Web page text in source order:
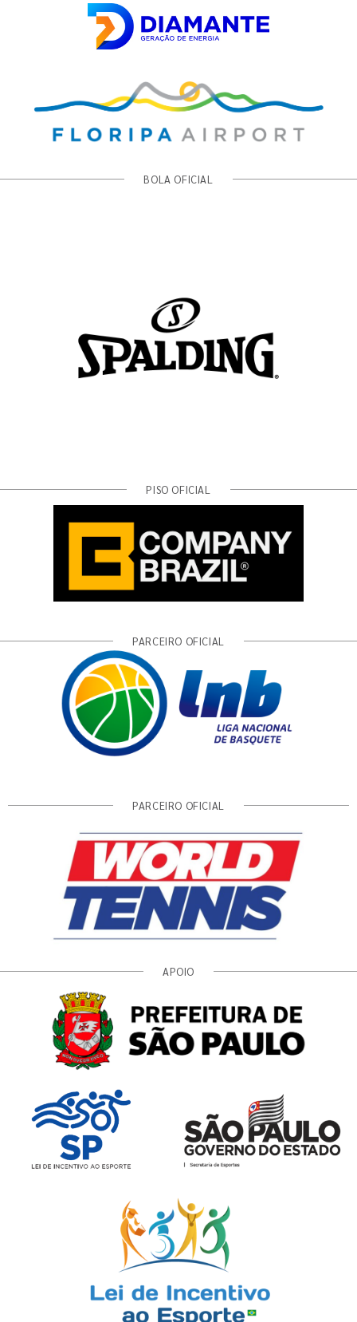
BOLA OFICIAL
PISO OFICIAL
PARCEIRO OFICIAL
PARCEIRO OFICIAL
APOIO